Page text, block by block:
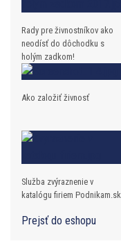
Rady pre živnostníkov ako
neodísť do dôchodku s
holým zadkom!
Ako založiť živnosť
Služba zvýraznenie v
katalógu firiem Podnikam.sk
Prejsť do eshopu